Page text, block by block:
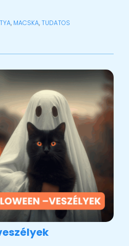
, MACSKA,TUDATOS